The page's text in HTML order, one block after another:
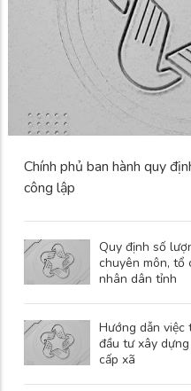
Chính phủ ban hành quy
công lập
Quy định số
chuyên môn, tổ
nhân dân tỉnh
Hướng dẫn việc
đầu tư xây
cấp xã